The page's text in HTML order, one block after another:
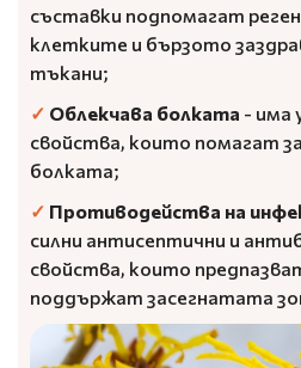
съставки подпомагат
клетките и бързото
тъкани;
✓ Облекчава болката - има
свойства, които помагат
болката;
✓ Противодейства на
силни антисептични и
свойства, които
поддържат засегнатата